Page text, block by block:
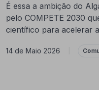
É essa a ambição do
pelo COMPETE 2030
científico para acelerar
14 de Maio 2026